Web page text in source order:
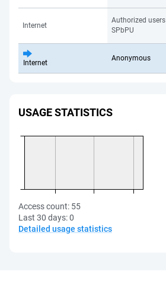
Internet
Authorized users
SPbPU
Internet
Anonymous
USAGE STATISTICS
Access count: 55
Last 30 days:0
Detailed usage statistics